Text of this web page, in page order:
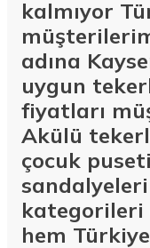
kalmıyor
adına
uygun
fiyatları
Akülü
çocuk
hem